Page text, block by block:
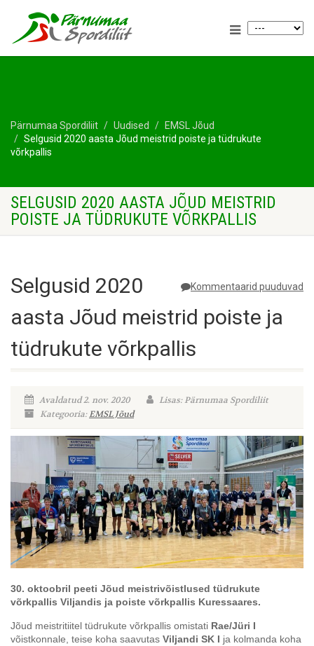
Pärnumaa Spordiliit Uudised
EMSL Jõud
Selgusid 2020 aasta Jõud meistrid poiste ja tüdrukute
võrkpallis
SELGUSID 2020 AASTA JÕUD MEISTRID
POISTE JA TÜDRUKUTE VÕRKPALLIS
Kommentaarid puuduvad
Selgusid 2020
aasta Jõud meistrid poiste ja
tüdrukute võrkpallis
Avaldatud 2. nov. 2020
Lisas: Pärnumaa Spordiliit
Kategooria:EMSL Jõud
30. oktoobril peeti Jõud meistrivõistlused tüdrukute
võrkpallis Viljandis ja poiste võrkpallis Kuressaares.
Jõud meistritiitel tüdrukute võrkpallis omistati Rae/Jüri I
võistkonnale, teise koha saavutas Viljandi SK I ja kolmanda koha